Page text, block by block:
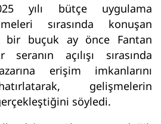
yılı bütçe uygulama
sırasında konuşan
bir buçuk ay önce Fantan
açılışı sırasında
erişim imkanlarını
gelişmelerin
söyledi.